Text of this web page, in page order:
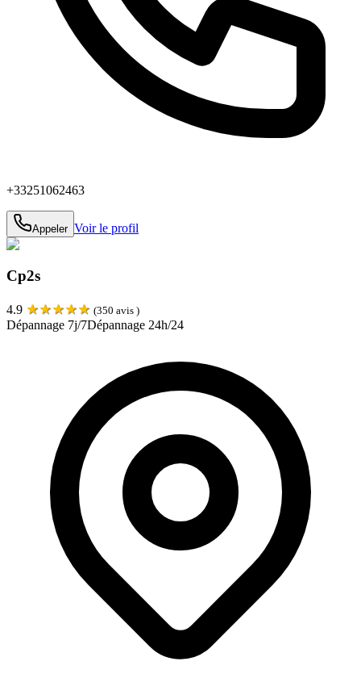
+33251062463
Appeler Voir le profil
Cp2s
4.9 ★★★★★ (350 avis )
Dépannage 7j/7Dépannage 24h/24